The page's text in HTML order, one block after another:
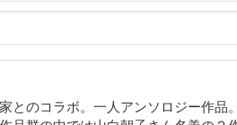
とのコラボ。一人アンソロジー作品